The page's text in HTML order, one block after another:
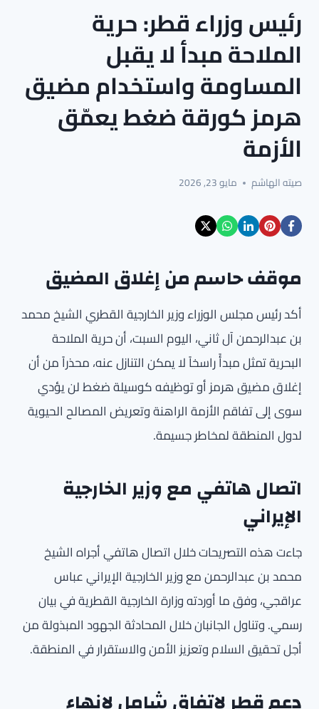
رئيس وزراء قطر: حرية
الملاحة مبدأ لا يقبل
المساومة واستخدام مضيق
هرمز كورقة ضغط يعمّق
الأزمة
صيته الهاشم مايو 23, 2026
موقف حاسم من إغلاق المضيق
أكد رئيس مجلس الوزراء وزير الخارجية القطري الشيخ محمد
بن عبدالرحمن آل ثاني، اليوم السبت، أن حرية الملاحة
البحرية تمثل مبدأً راسخاً لا يمكن التنازل عنه، محذراً من أن
إغلاق مضيق هرمز أو توظيفه كوسيلة ضغط لن يؤدي
سوى إلى تفاقم الأزمة الراهنة وتعريض المصالح الحيوية
لدول المنطقة لمخاطر جسيمة.
اتصال هاتفي مع وزير الخارجية
الإيراني
جاءت هذه التصريحات خلال اتصال هاتفي أجراه الشيخ
محمد بن عبدالرحمن مع وزير الخارجية الإيراني عباس
عراقجي، وفق ما أوردته وزارة الخارجية القطرية في بيان
رسمي. وتناول الجانبان خلال المحادثة الجهود المبذولة من
أجل تحقيق السلام وتعزيز الأمن والاستقرار في المنطقة.